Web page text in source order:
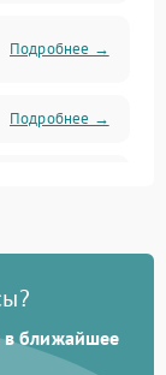
Подробнее →
Подробнее →
Подробнее →
в ближайшее